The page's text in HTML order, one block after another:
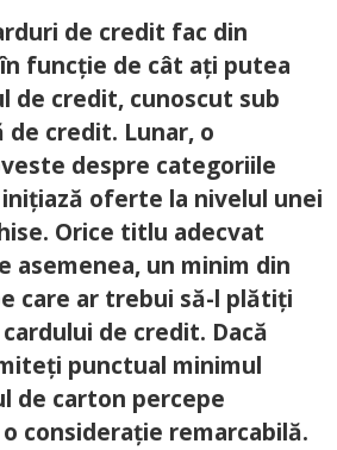
de credit fac din
funcție de cât ați putea
de credit, cunoscut sub
credit. Lunar, o
despre categoriile
oferte la nivelul unei
Orice titlu adecvat
asemenea, un minim din
care ar trebui să-l plătiți
de credit. Dacă
punctual minimul
de carton percepe
considerație remarcabilă.